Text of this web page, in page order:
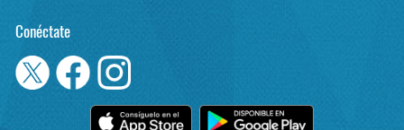
Conéctate